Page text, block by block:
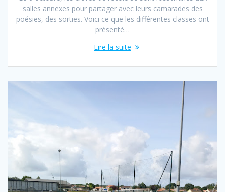
salles annexes pour partager avec leurs camarades des
poésies, des sorties. Voici ce que les différentes classes ont
présenté…
Lire la suite